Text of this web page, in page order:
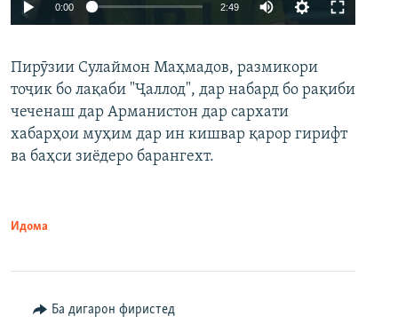
Auto 240p 360p 480p
720p 1080p
0:00 2:49
360p
480p
Пирӯзии Сулаймон Маҳмадов, размикори
тоҷик бо лақаби "Ҷаллод", дар набард бо рақиби
чеченаш дар Арманистон дар сархати
хабарҳои муҳим дар ин кишвар қарор гирифт
ва баҳси зиёдеро барангехт.
Идома
Ба дигарон фиристед